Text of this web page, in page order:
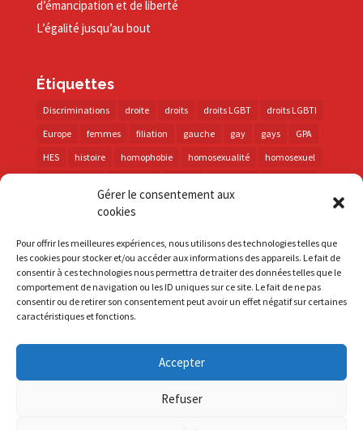
Gérer le consentement aux
cookies
Pour offrir les meilleures expériences, nous utilisons des technologies telles que
les cookies pour stocker et/ou accéder aux informations des appareils. Le fait de
consentir à ces technologies nous permettra de traiter des données telles que le
comportement de navigation ou les ID uniques sur ce site. Le fait de ne pas
consentir ou de retirer son consentement peut avoir un effet négatif sur certaines
caractéristiques et fonctions.
Accepter
Refuser
d’émancipation et de liberté
L’égalité jusqu’au bout
Étiquettes
Discriminations droite droits droits LGBT
droits LGBTI
Europe
femmes filiation gauche gay gays
GPA
HES
histoire homophobie homosexualité
homosexuel
PMA police
prévention
santé
sida trans transphobie UE
Union européenne
vih
violences visibilité élections
S'inscrire à la Newsletter